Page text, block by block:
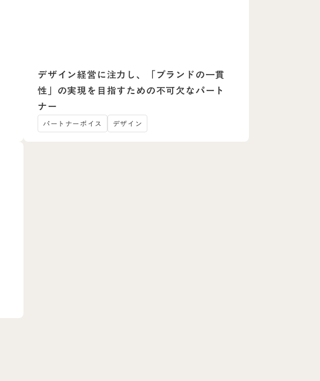
デザイン経営に注力し、「ブランドの一貫
性」の実現を目指すための不可欠なパート
ナー
パートナーボイス デザイン